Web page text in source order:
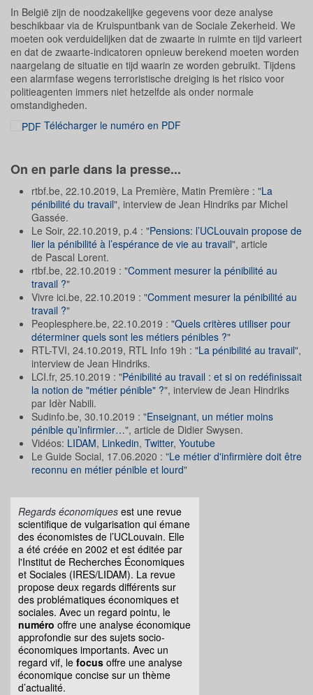
In België zijn de noodzakelijke gegevens voor deze analyse
beschikbaar via de Kruispuntbank van de Sociale Zekerheid. We
moeten ook verduidelijken dat de zwaarte in ruimte en tijd varieert
en dat de zwaarte-indicatoren opnieuw berekend moeten worden
naargelang de situatie en tijd waarin ze worden gebruikt. Tijdens
een alarmfase wegens terroristische dreiging is het risico voor
politieagenten immers niet hetzelfde als onder normale
omstandigheden.
Télécharger le numéro en PDF
On en parle dans la presse...
rtbf.be, 22.10.2019, La Première, Matin Première : "La
pénibilité du travail", interview de Jean Hindriks par Michel
Gassée.
Le Soir, 22.10.2019, p.4 : "Pensions: l’UCLouvain propose de
lier la pénibilité à l’espérance de vie au travail", article
de Pascal Lorent.
rtbf.be, 22.10.2019 : "Comment mesurer la pénibilité au
travail ?"
Vivre ici.be, 22.10.2019 : "Comment mesurer la pénibilité au
travail ?"
Peoplesphere.be, 22.10.2019 : "Quels critères utiliser pour
déterminer quels sont les métiers pénibles ?"
RTL-TVI, 24.10.2019, RTL Info 19h : "La pénibilité au travail",
interview de Jean Hindriks.
LCI.fr, 25.10.2019 : "Pénibilité au travail : et si on redéfinissait
la notion de "métier pénible" ?", interview de Jean Hindriks
par Idèr Nabili.
Sudinfo.be, 30.10.2019 : "Enseignant, un métier moins
pénible qu’infirmier…", article de Didier Swysen.
Vidéos: LIDAM, Linkedin, Twitter, Youtube
Le Guide Social, 17.06.2020 : "Le métier d'infirmière doit être
reconnu en métier pénible et lourd"
Regards économiques est une revue
scientifique de vulgarisation qui émane
des économistes de l’UCLouvain. Elle
a été créée en 2002 et est éditée par
l'Institut de Recherches Économiques
et Sociales (IRES/LIDAM). La revue
propose deux regards différents sur
des problématiques économiques et
sociales. Avec un regard pointu, le
numéro offre une analyse économique
approfondie sur des sujets socio-
économiques importants. Avec un
regard vif, le focus offre une analyse
économique concise sur un thème
d’actualité.